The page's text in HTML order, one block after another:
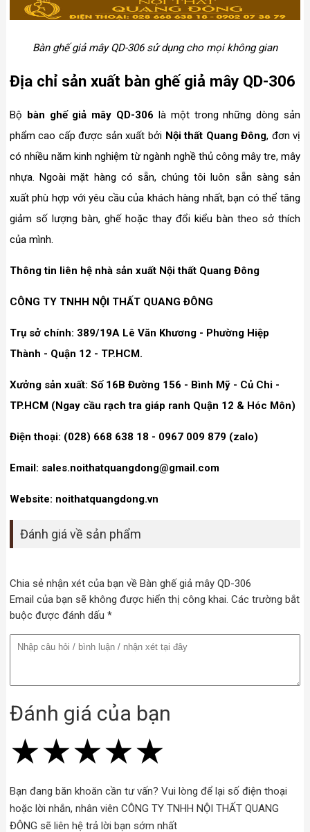
Bàn ghế giả mây QD-306 sử dụng cho mọi không gian
Địa chỉ sản xuất bàn ghế giả mây QD-306
Bộ bàn ghế giả mây QD-306 là một trong những dòng sản
phẩm cao cấp được sản xuất bởi Nội thất Quang Đông, đơn vị
có nhiều năm kinh nghiệm từ ngành nghề thủ công mây tre, mây
nhựa. Ngoài mặt hàng có sẵn, chúng tôi luôn sẵn sàng sản
xuất phù hợp với yêu cầu của khách hàng nhất, bạn có thể tăng
giảm số lượng bàn, ghế hoặc thay đổi kiểu bàn theo sở thích
của mình.
Thông tin liên hệ nhà sản xuất Nội thất Quang Đông
CÔNG TY TNHH NỘI THẤT QUANG ĐÔNG
Trụ sở chính: 389/19A Lê Văn Khương - Phường Hiệp
Thành - Quận 12 - TP.HCM.
Xưởng sản xuất: Số 16B Đường 156 - Bình Mỹ - Củ Chi -
TP.HCM (Ngay cầu rạch tra giáp ranh Quận 12 & Hóc Môn)
Điện thoại: (028) 668 638 18 - 0967 009 879 (zalo)
Email: sales.noithatquangdong@gmail.com
Website: noithatquangdong.vn
Đánh giá về sản phẩm
Chia sẻ nhận xét của bạn về Bàn ghế giả mây QD-306
Email của bạn sẽ không được hiển thị công khai. Các trường bắt
buộc được đánh dấu *
Đánh giá của bạn
★
★★
★★★
★★★★
★★★★★
Bạn đang băn khoăn cần tư vấn? Vui lòng để lại số điện thoại
hoặc lời nhắn, nhân viên CÔNG TY TNHH NỘI THẤT QUANG
ĐÔNG sẽ liên hệ trả lời bạn sớm nhất